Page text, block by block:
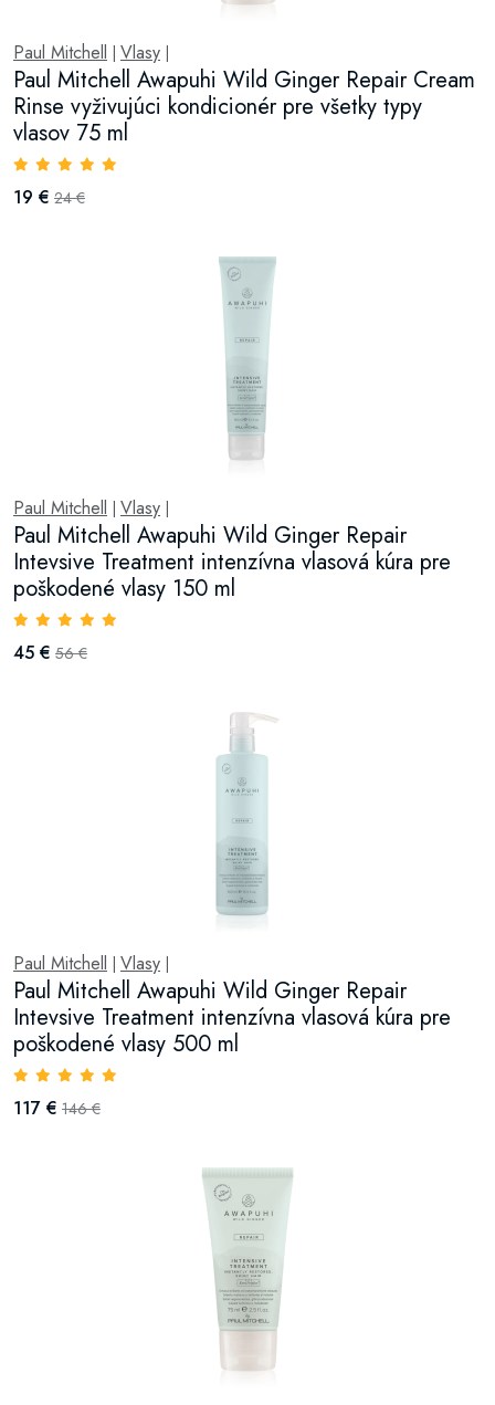
Paul Mitchell Vlasy
Paul Mitchell Awapuhi Wild Ginger Repair Cream
Rinse vyživujúci kondicionér pre všetky typy
vlasov 75 ml
19 € 24 €
Paul Mitchell Vlasy
Paul Mitchell Awapuhi Wild Ginger Repair
Intevsive Treatment intenzívna vlasová kúra pre
poškodené vlasy 150 ml
45 € 56 €
Paul Mitchell Vlasy
Paul Mitchell Awapuhi Wild Ginger Repair
Intevsive Treatment intenzívna vlasová kúra pre
poškodené vlasy 500 ml
117 € 146 €